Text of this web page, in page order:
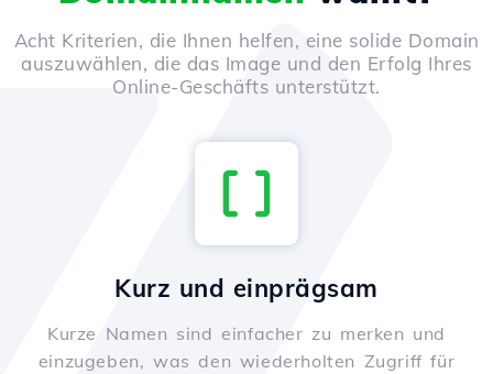
Acht Kriterien, die Ihnen helfen, eine solide Domain
auszuwählen, die das Image und den Erfolg Ihres
Online-Geschäfts unterstützt.
Kurz und einprägsam
Kurze Namen sind einfacher zu merken und
einzugeben, was den wiederholten Zugriff für